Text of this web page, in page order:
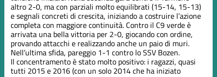
altro 2-0, ma con parziali molto equilibrati (15-14, 15-13)
e segnali concreti di crescita, iniziando a costruire l’azione
completa con maggiore continuità. Contro il C9 verde è
arrivata una bella vittoria per 2-0, giocando con ordine,
provando attacchi e realizzando anche un paio di muri.
Nell’ultima sfida, pareggio 1-1 contro lo SSV Bozen.
Il concentramento è stato molto positivo: i ragazzi, quasi
tutti 2015 e 2016 (con un solo 2014 che ha iniziato